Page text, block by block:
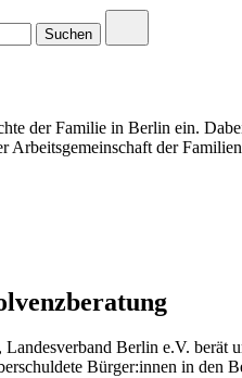
Submit
search
Suchen
der Familie in Berlin ein.
Arbeitsgemeinschaft der
Berlin e.V. berät
Bürger:innen in den